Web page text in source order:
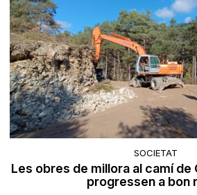
SOCIETAT
Les obres de millora al camí de
progressen a bon